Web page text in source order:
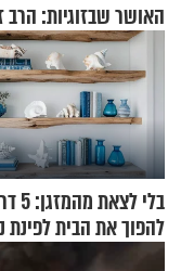
האושר שבזוגיות:
בלי
להפוך את הבית לפינת
מעוצבת